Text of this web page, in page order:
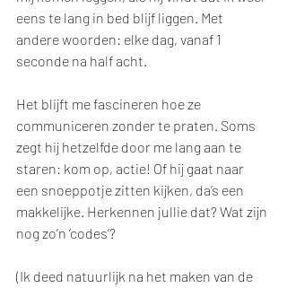
eens te lang in bed blijf liggen. Met
andere woorden: elke dag, vanaf 1
seconde na half acht.
Het blijft me fascineren hoe ze
communiceren zonder te praten. Soms
zegt hij hetzelfde door me lang aan te
staren: kom op, actie! Of hij gaat naar
een snoeppotje zitten kijken, da’s een
makkelijke. Herkennen jullie dat? Wat zijn
nog zo’n ‘codes’?
(Ik deed natuurlijk na het maken van de